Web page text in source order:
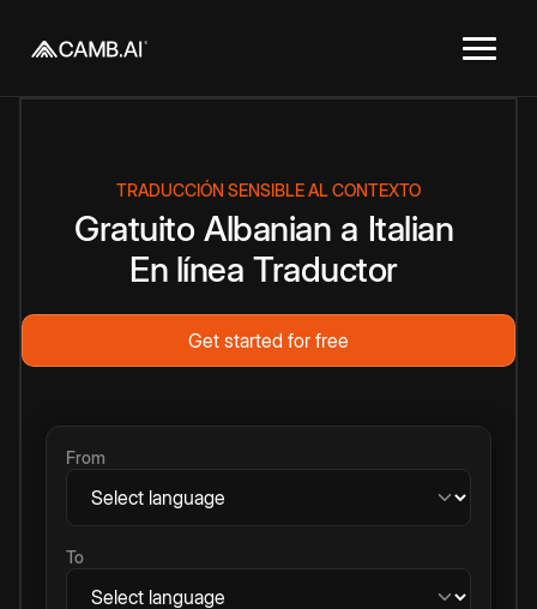
TRADUCCIÓN SENSIBLE AL CONTEXTO
Gratuito Albanian a Italian
En línea Traductor
Get started for free
From
To